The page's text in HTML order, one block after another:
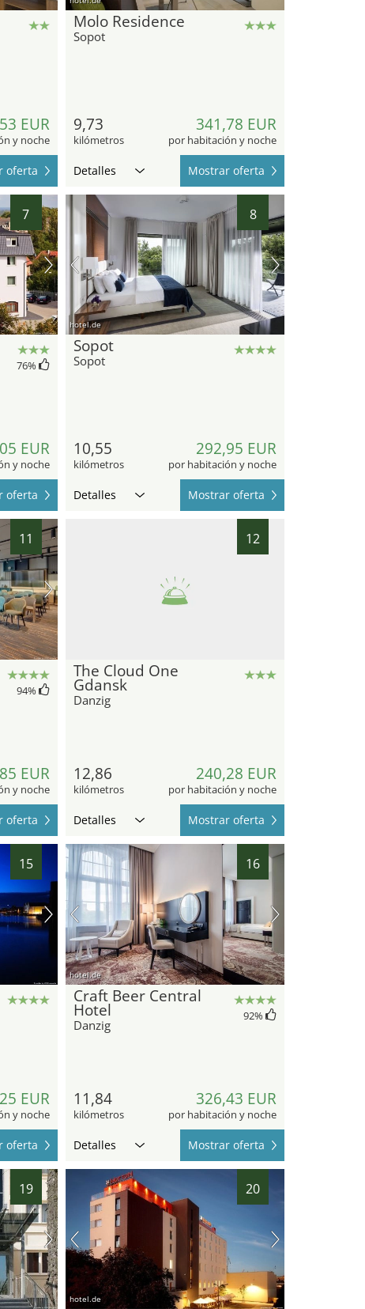
EUR
y noche
oferta
Molo Residence
Sopot
9,73
kilómetros
341,78 EUR
por habitación y noche
Detalles Mostrar oferta
7
76%
EUR
y noche
oferta
8
hotel.de
Sopot
Sopot
10,55
kilómetros
292,95 EUR
por habitación y noche
Detalles Mostrar oferta
11
94%
EUR
y noche
oferta
12
The Cloud One
Gdansk
Danzig
12,86
kilómetros
240,28 EUR
por habitación y noche
Detalles Mostrar oferta
15
EUR
y noche
oferta
16
hotel.de
Craft Beer Central
Hotel
Danzig
92%
11,84
kilómetros
326,43 EUR
por habitación y noche
Detalles Mostrar oferta
19 20
hotel.de